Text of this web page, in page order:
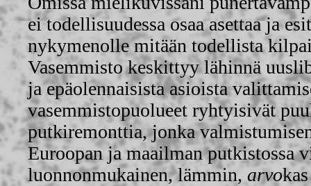
ei todellisuudessa osaa asettaa ja
nykymenolle mitään todellista
Vasemmisto keskittyy lähinnä
ja epäolennaisista asioista
vasemmistopuolueet ryhtyisivät
putkiremonttia, jonka
Euroopan ja maailman putkistossa
luonnonmukainen, lämmin, arvo